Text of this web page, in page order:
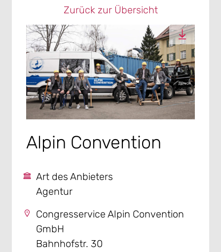
Zurück zur Übersicht
Alpin Convention
Art des Anbieters
Agentur
Congresservice Alpin Convention
GmbH
Bahnhofstr. 30